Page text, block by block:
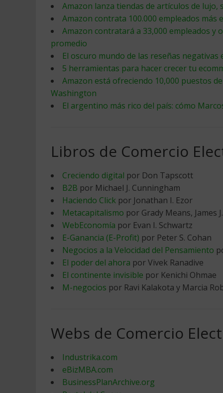
Amazon lanza tiendas de artículos de lujo,
Amazon contrata 100.000 empleados más
Amazon contratará a 33,000 empleados y
promedio
El oscuro mundo de las reseñas negativas
5 herramientas para hacer crecer tu
Amazon está ofreciendo 10,000 puestos
Washington
El argentino más rico del país: cómo
Libros de Comercio
Creciendo digital por Don Tapscott
B2B por Michael J. Cunningham
Haciendo Click por Jonathan I. Ezor
Metacapitalismo por Grady Means, James
WebEconomía por Evan I. Schwartz
E-Ganancia (E-Profit) por Peter S. Cohan
Negocios a la Velocidad del Pensamiento
El poder del ahora por Vivek Ranadive
El continente invisible por Kenichi Ohmae
M-negocios por Ravi Kalakota y Marcia
Webs de Comercio
Industrika.com
eBizMBA.com
BusinessPlanArchive.org